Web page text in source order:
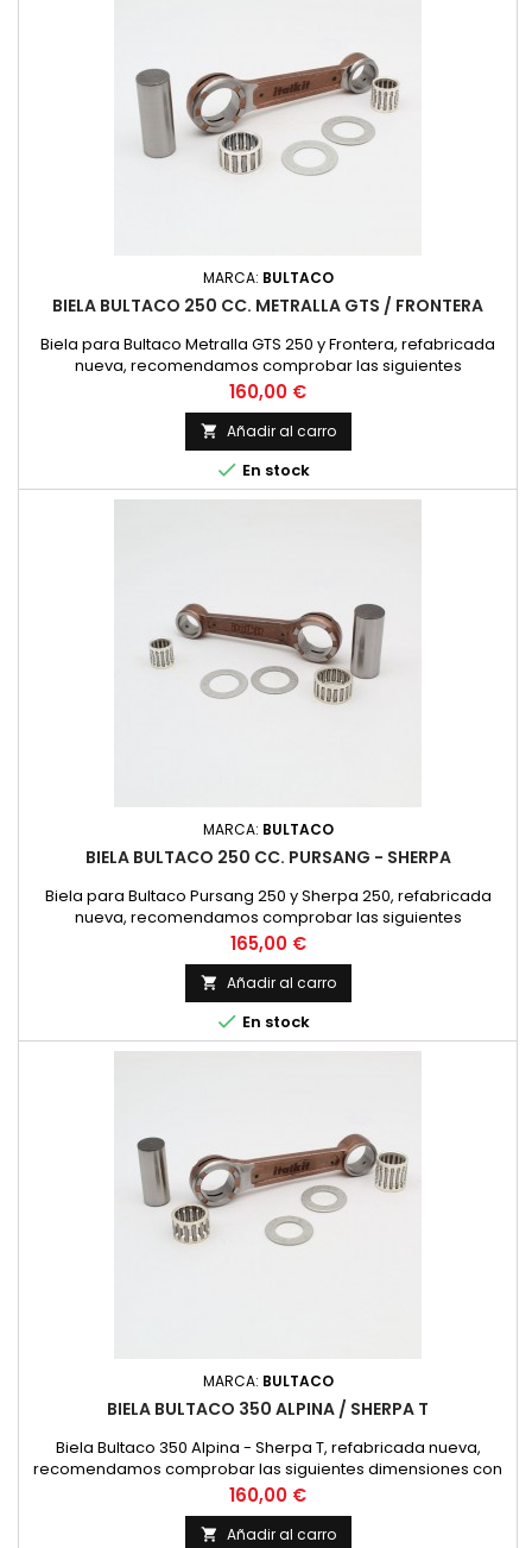
MARCA: BULTACO
BIELA BULTACO 250 CC. METRALLA GTS / FRONTERA
Biela para Bultaco Metralla GTS 250 y Frontera, refabricada
nueva, recomendamos comprobar las siguientes
dimensiones con la biela existente. Diametro superior 20 mm.
Diametro interior 28 mm. Distancia entre centros 116 mm.
Bulon de 22 mm. de diametro y 56,2 mm. de longitud. Anchura
Inferior 16 mm. Jaula Superior 16x20x20 mm. Jaula Inferior...
Precio
160,00 €
 Añadir al carro
 En stock
MARCA: BULTACO
BIELA BULTACO 250 CC. PURSANG - SHERPA
Biela para Bultaco Pursang 250 y Sherpa 250, refabricada
nueva, recomendamos comprobar las siguientes
dimensiones con la biela existente. Diametro superior 20 mm.
Diametro interior 30 mm. Distancia entre centros 116 mm.
Bulon de 24 mm. de diametro y 56 mm. de longitud. Anchura
Inferior 17 mm. Jaula Superior 16x20x20 mm. Jaula Inferior
24x30x17 mm.
Precio
165,00 €
 Añadir al carro
 En stock
MARCA: BULTACO
BIELA BULTACO 350 ALPINA / SHERPA T
Biela Bultaco 350 Alpina - Sherpa T, refabricada nueva,
recomendamos comprobar las siguientes dimensiones con
la biela existente. Diametro superior 24 mm. Diametro interior
26 mm. Distancia entre centros 116 mm. Bulon de 20 mm. de
diametro y 48 mm. de longitud. Anchura Inferior 17 mm. Jaula
Precio
160,00 €
 Añadir al carro